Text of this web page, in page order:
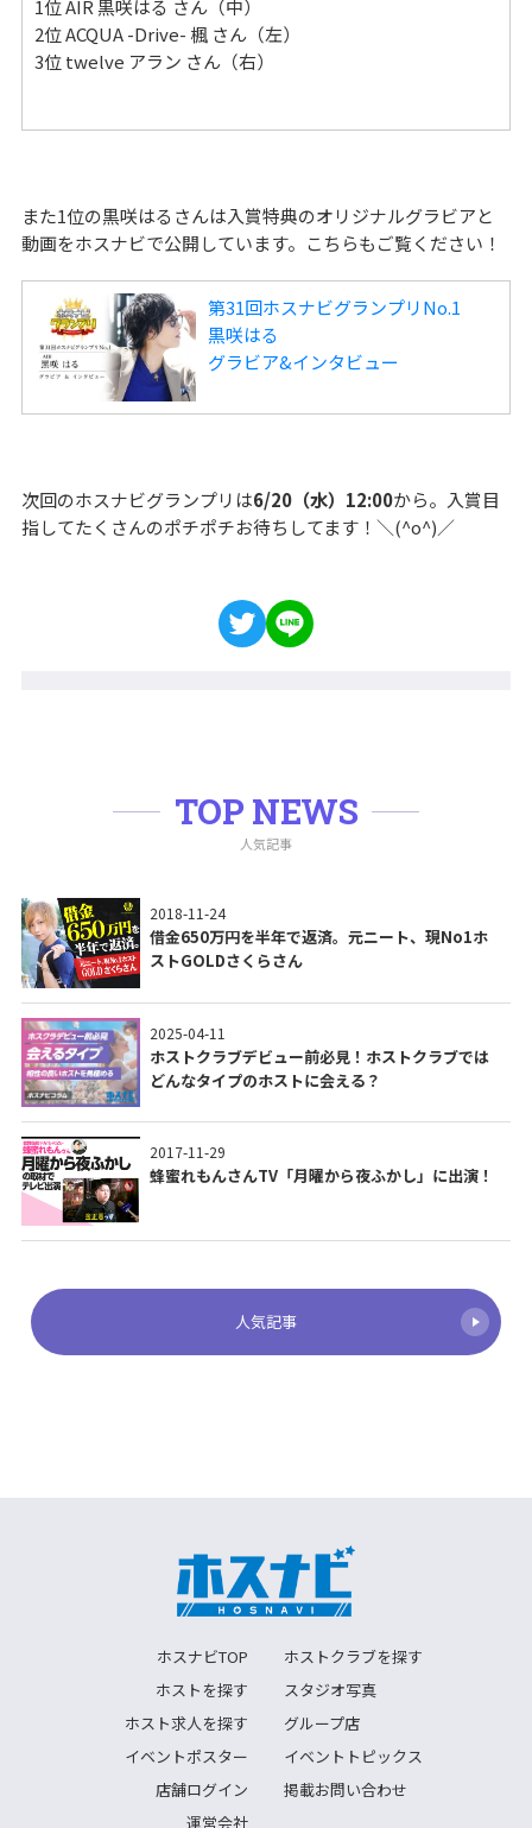
1位 AIR 黒咲はる さん（中）
2位 ACQUA -Drive- 楓 さん（左）
3位 twelve アラン さん（右）
また1位の黒咲はるさんは入賞特典のオリジナルグラビアと
動画をホスナビで公開しています。こちらもご覧ください！
第31回ホスナビグランプリNo.1
黒咲はる
グラビア&インタビュー
次回のホスナビグランプリは6/20（水）12:00から。入賞目
指してたくさんのポチポチお待ちしてます！＼(^o^)／
TOP NEWS
人気記事
2018-11-24
借金650万円を半年で返済。元ニート、現No1ホ
ストGOLDさくらさん
2025-04-11
ホストクラブデビュー前必見！ホストクラブでは
どんなタイプのホストに会える？
2017-11-29
蜂蜜れもんさんTV「月曜から夜ふかし」に出演！
人気記事
ホスナビTOP
ホストクラブを探す
ホストを探す
スタジオ写真
ホスト求人を探す
グループ店
イベントポスター
イベントトピックス
店舗ログイン
掲載お問い合わせ
運営会社